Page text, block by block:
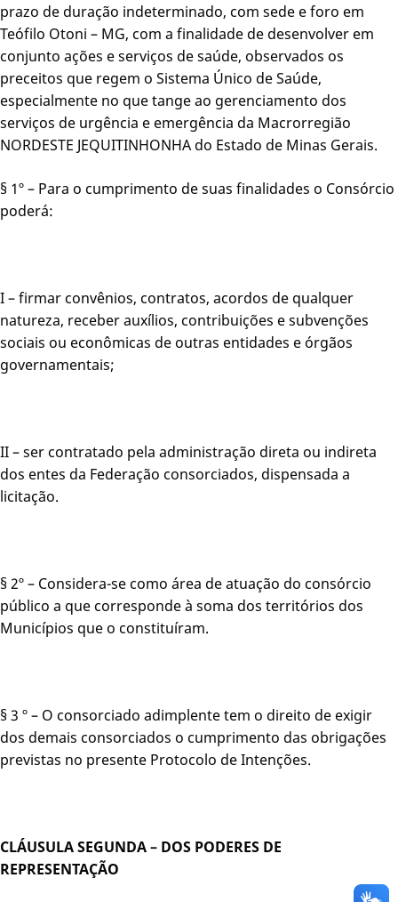
prazo de duração indeterminado, com sede e foro em
Teófilo Otoni – MG, com a finalidade de desenvolver em
conjunto ações e serviços de saúde, observados os
preceitos que regem o Sistema Único de Saúde,
especialmente no que tange ao gerenciamento dos
serviços de urgência e emergência da Macrorregião
NORDESTE JEQUITINHONHA do Estado de Minas Gerais.
§ 1º – Para o cumprimento de suas finalidades o Consórcio
poderá:
I – firmar convênios, contratos, acordos de qualquer
natureza, receber auxílios, contribuições e subvenções
sociais ou econômicas de outras entidades e órgãos
governamentais;
II – ser contratado pela administração direta ou indireta
dos entes da Federação consorciados, dispensada a
licitação.
§ 2º – Considera-se como área de atuação do consórcio
público a que corresponde à soma dos territórios dos
Municípios que o constituíram.
§ 3 º – O consorciado adimplente tem o direito de exigir
dos demais consorciados o cumprimento das obrigações
previstas no presente Protocolo de Intenções.
CLÁUSULA SEGUNDA – DOS PODERES DE
REPRESENTAÇÃO